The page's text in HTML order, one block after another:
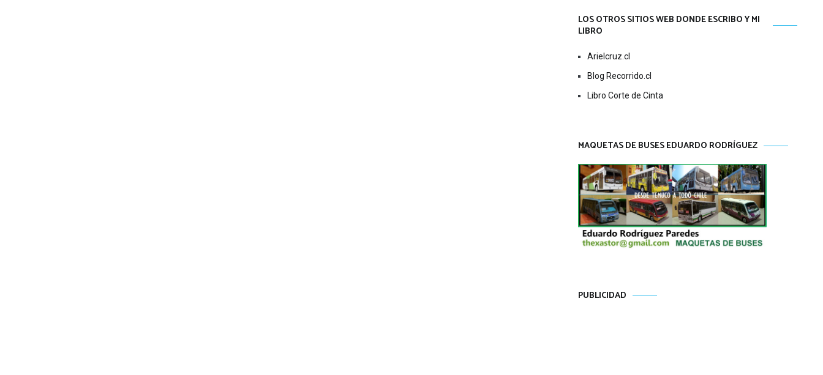
LOS OTROS SITIOS WEB DONDE ESCRIBO Y MI
LIBRO
Arielcruz.cl
Blog Recorrido.cl
Libro Corte de Cinta
MAQUETAS DE BUSES EDUARDO RODRÍGUEZ
PUBLICIDAD